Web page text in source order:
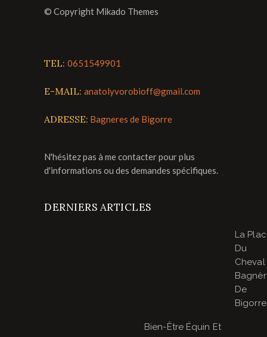
© Copyright Mikado Themes
TEL: 0651549901
E-MAIL: anatolyvorobioff@gmail.com
ADRESSE: Bagneres de Bigorre
N'hésitez pas à me contacter pour plus
d'informations ou des demandes spécifiques.
DERNIERS ARTICLES
La
Du
Cheval
De
Bigorre
Bien-Être Équin Et